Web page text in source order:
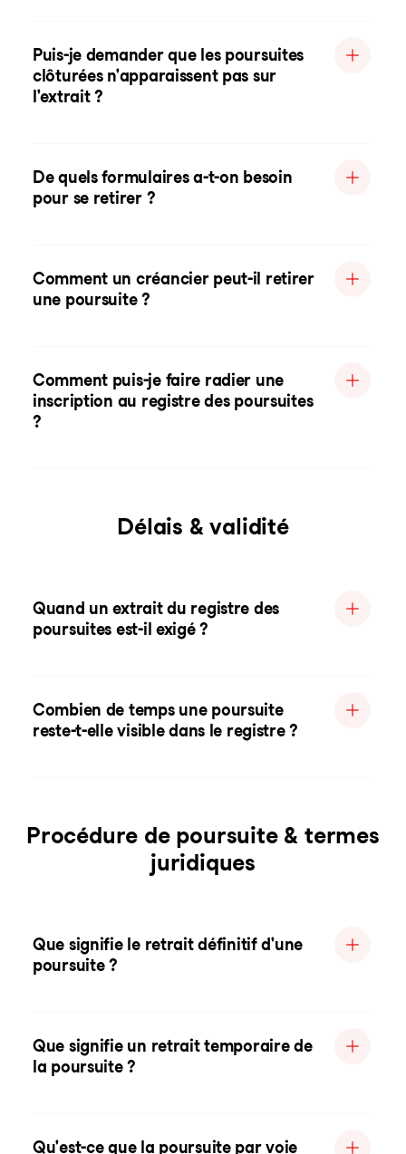
Puis-je demander que les poursuites
clôturées n'apparaissent pas sur
l'extrait ?
De quels formulaires a-t-on besoin
pour se retirer ?
Comment un créancier peut-il retirer
une poursuite ?
Comment puis-je faire radier une
inscription au registre des poursuites
?
Délais & validité
Quand un extrait du registre des
poursuites est-il exigé ?
Combien de temps une poursuite
reste-t-elle visible dans le registre ?
Procédure de poursuite & termes
juridiques
Que signifie le retrait définitif d'une
poursuite ?
Que signifie un retrait temporaire de
la poursuite ?
Qu'est-ce que la poursuite par voie